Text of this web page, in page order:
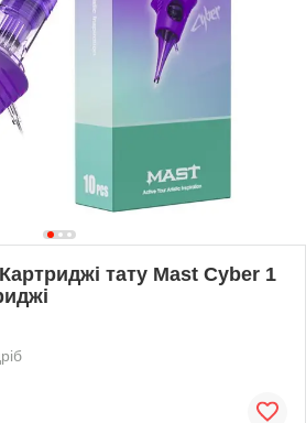
тату Mast Cyber ​​1